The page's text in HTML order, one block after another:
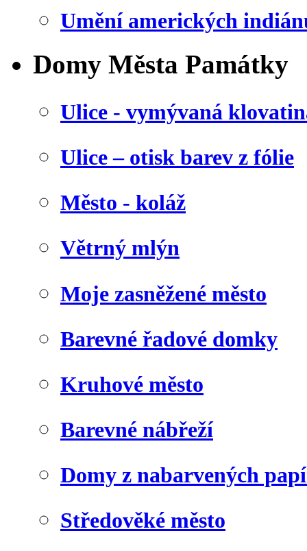
Umění amerických
Domy Města Památky
Ulice - vymývaná
Ulice – otisk barev z fólie
Město - koláž
Větrný mlýn
Moje zasněžené město
Barevné řadové domky
Kruhové město
Barevné nábřeží
Domy z nabarvených
Středověké město